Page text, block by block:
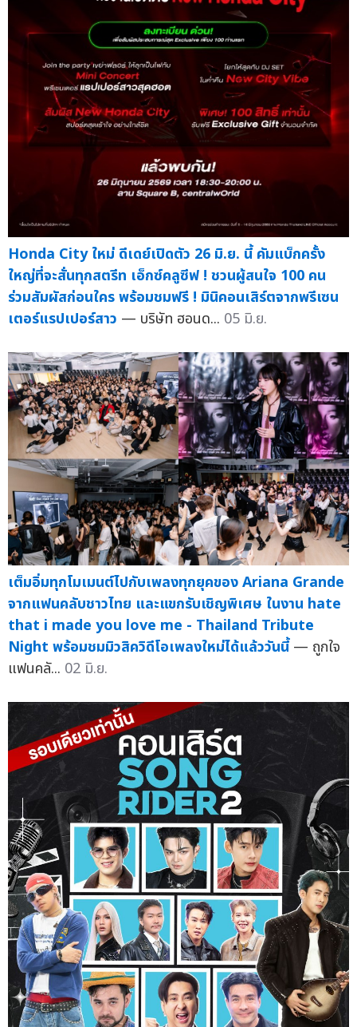
Honda City ใหม่ ดีเดย์เปิดตัว 26 มิ.ย. นี้ คัมแบ็กครั้ง
ใหญ่ที่จะสั่นทุกสตรีท เอ็กซ์คลูซีฟ ! ชวนผู้สนใจ 100 คน
ร่วมสัมผัสก่อนใคร พร้อมชมฟรี ! มินิคอนเสิร์ตจากพรีเซน
เตอร์แรปเปอร์สาว — บริษัท ฮอนด... 05 มิ.ย.
เต็มอิ่มทุกโมเมนต์ไปกับเพลงทุกยุคของ Ariana Grande
จากแฟนคลับชาวไทย และแขกรับเชิญพิเศษ ในงาน hate
that i made you love me - Thailand Tribute
Night พร้อมชมมิวสิควิดีโอเพลงใหม่ได้แล้ววันนี้ — ถูกใจ
แฟนคลั... 02 มิ.ย.